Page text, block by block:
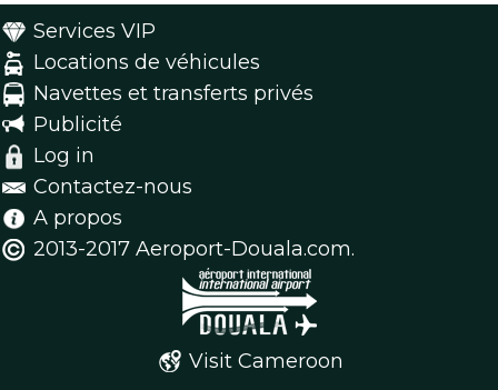
Services VIP
Locations de véhicules
Navettes et transferts privés
Publicité
Log in
Contactez-nous
A propos
2013-2017 Aeroport-Douala.com.
Visit Cameroon